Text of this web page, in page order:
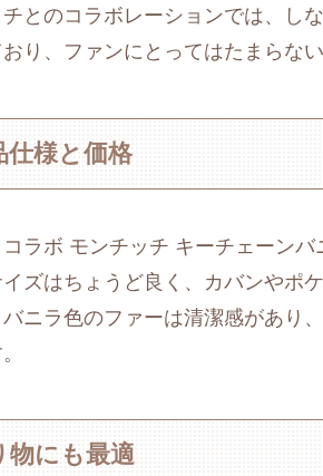
チとのコラボレーションでは、し
り、ファンにとってはたまらな
仕様と価格
コラボ モンチッチ キーチェーン
ズはちょうど良く、カバンやポ
バニラ色のファーは清潔感があり
物にも最適